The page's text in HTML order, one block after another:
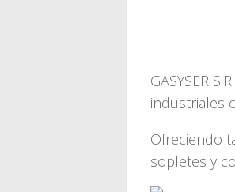
GASYSER
industriales
Ofreciendo
sopletes y